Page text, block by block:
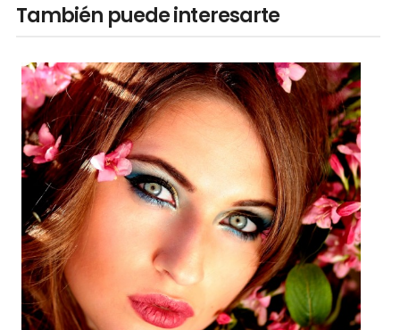
También puede interesarte